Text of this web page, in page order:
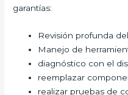
garantías:
Revisión profunda
Manejo de
diagnóstico con el
reemplazar
realizar pruebas de